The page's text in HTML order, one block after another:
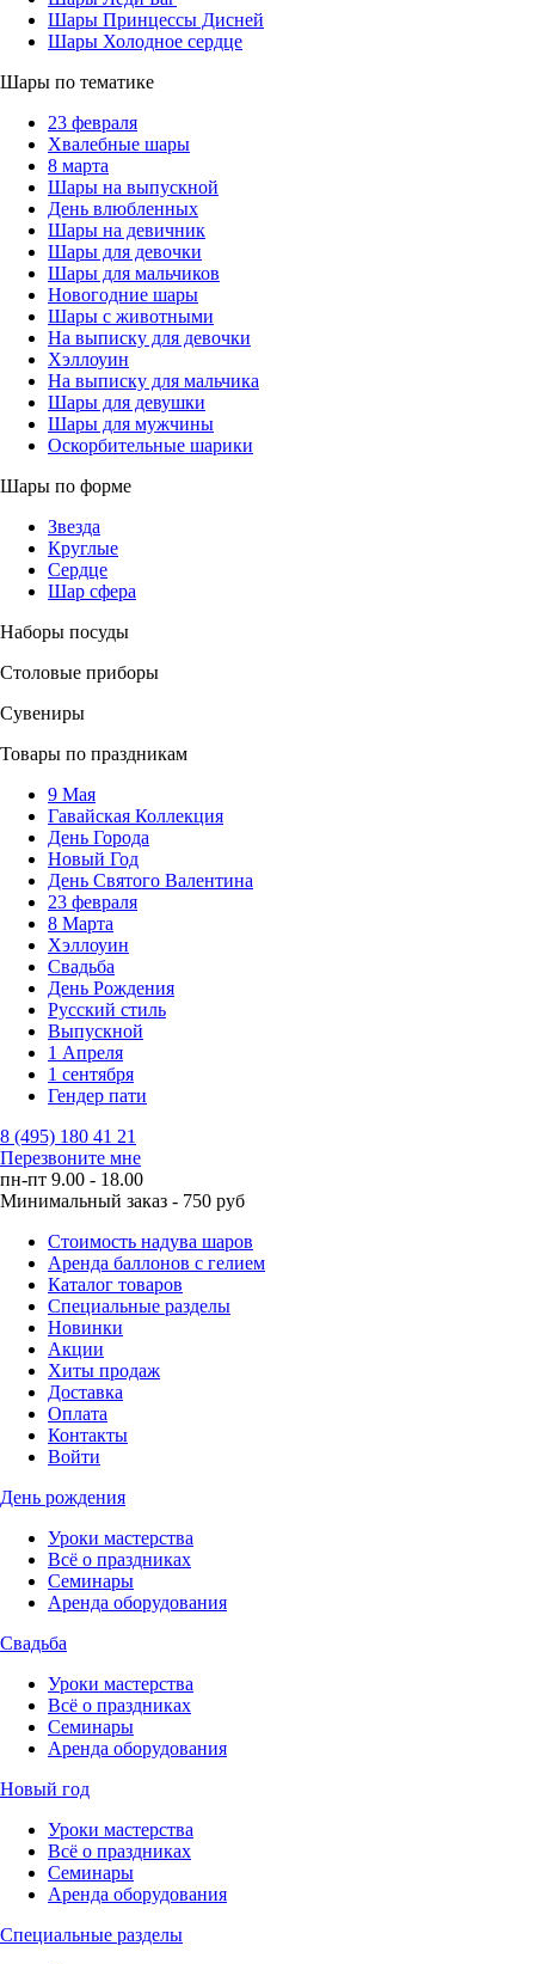
Шары Принцессы Дисней
Шары Холодное сердце
Шары по тематике
23 февраля
Хвалебные шары
8 марта
Шары на выпускной
День влюбленных
Шары на девичник
Шары для девочки
Шары для мальчиков
Новогодние шары
Шары с животными
На выписку для девочки
Хэллоуин
На выписку для мальчика
Шары для девушки
Шары для мужчины
Оскорбительные шарики
Шары по форме
Звезда
Круглые
Сердце
Шар сфера
Наборы посуды
Столовые приборы
Сувениры
Товары по праздникам
9 Мая
Гавайская Коллекция
День Города
Новый Год
День Святого Валентина
23 февраля
8 Марта
Хэллоуин
Свадьба
День Рождения
Русский стиль
Выпускной
1 Апреля
1 сентября
Гендер пати
8 (495) 180 41 21
Перезвоните мне
пн-пт 9.00 - 18.00
Минимальный заказ - 750 руб
Стоимость надува шаров
Аренда баллонов с гелием
Каталог товаров
Специальные разделы
Новинки
Акции
Хиты продаж
Доставка
Оплата
Контакты
Войти
День рождения
Уроки мастерства
Всё о праздниках
Семинары
Аренда оборудования
Свадьба
Уроки мастерства
Всё о праздниках
Семинары
Аренда оборудования
Новый год
Уроки мастерства
Всё о праздниках
Семинары
Аренда оборудования
Специальные разделы